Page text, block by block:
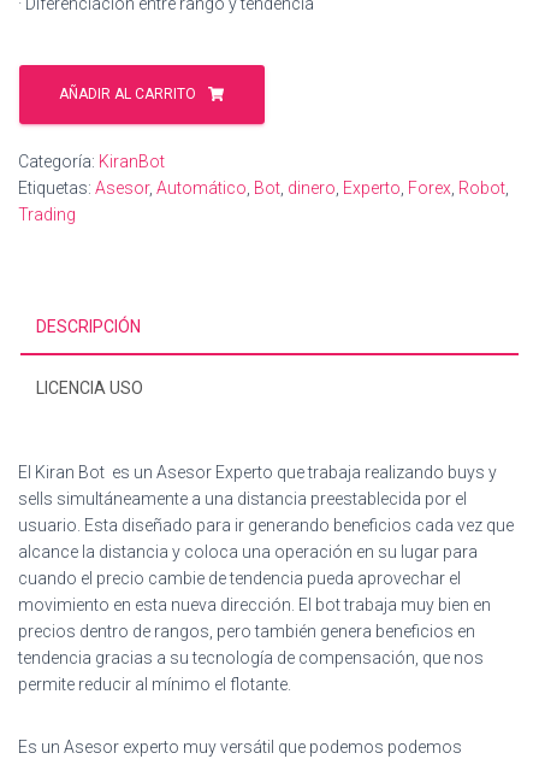
Kiran
-
12
meses
cantidad
AÑADIR AL CARRITO
Categoría: KiranBot
Etiquetas: Asesor, Automático Bot dinero Experto Forex Robot
Trading
DESCRIPCIÓN
LICENCIA USO
El Kiran Bot es un Asesor Experto que trabaja realizando buys y
sells simultáneamente a una distancia preestablecida por el
usuario. Esta diseñado para ir generando beneficios cada vez que
alcance la distancia y coloca una operación en su lugar para
cuando el precio cambie de tendencia pueda aprovechar el
movimiento en esta nueva dirección. El bot trabaja muy bien en
precios dentro de rangos, pero también genera beneficios en
tendencia gracias a su tecnología de compensación, que nos
permite reducir al mínimo el flotante.
Es un Asesor experto muy versátil que podemos podemos